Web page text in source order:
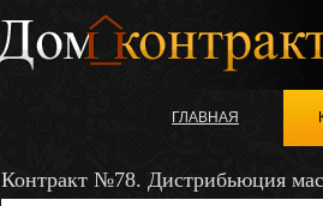
ГЛАВНАЯ
Контракт №78. Дистрибьюция